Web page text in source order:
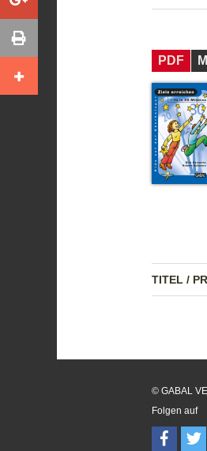
PDF
TITEL /
© GABAL
Folgen auf